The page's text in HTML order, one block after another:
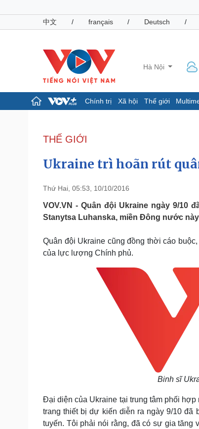
中文
/ français / Deutsch /
Hà Nội
Chính trị Xã hội Thế giới
Đảng
Tổ chức nhân sự
Nhận diện sự thật
Dấu ấn VOV
Pháp luật
Vụ án
Tư vấn luật
Quân sự - Quốc
Vũ khí
Phân tích
Dinh dưỡng - món ngon
Đời sống
Nhà đẹp
Tình yêu - Gia
THẾ GIỚI
Ukraine trì hoãn rút
Thứ Hai, 05:53, 10/10/2016
VOV.VN - Quân đội Ukraine ngày 9/
Stanytsa Luhanska, miền Đông nước
Quân đội Ukraine cũng đồng thời cáo
của lực lượng Chính phủ.
Binh sĩ
Đại diện của Ukraine tại trung tâm phối
trang thiết bị dự kiến diễn ra ngày 9/10
tuyến. Tôi phải nói rằng, đã có sự gia tăng